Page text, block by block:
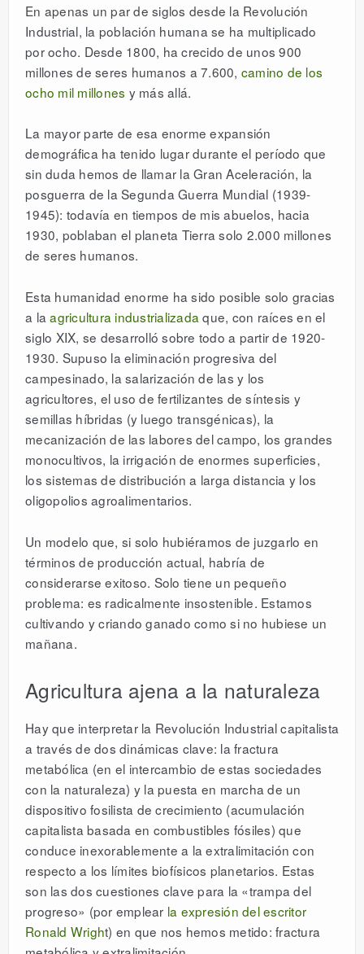
En apenas un par de siglos desde la Revolución
Industrial, la población humana se ha multiplicado
por ocho. Desde 1800, ha crecido de unos 900
millones de seres humanos a 7.600, camino de los
ocho mil millones y más allá.
La mayor parte de esa enorme expansión
demográfica ha tenido lugar durante el período que
sin duda hemos de llamar la Gran Aceleración, la
posguerra de la Segunda Guerra Mundial (1939-
1945): todavía en tiempos de mis abuelos, hacia
1930, poblaban el planeta Tierra solo 2.000 millones
de seres humanos.
Esta humanidad enorme ha sido posible solo gracias
a laagricultura industrializada que, con raíces en el
siglo XIX, se desarrolló sobre todo a partir de 1920-
1930. Supuso la eliminación progresiva del
campesinado, la salarización de las y los
agricultores, el uso de fertilizantes de síntesis y
semillas híbridas (y luego transgénicas), la
mecanización de las labores del campo, los grandes
monocultivos, la irrigación de enormes superficies,
los sistemas de distribución a larga distancia y los
oligopolios agroalimentarios.
Un modelo que, si solo hubiéramos de juzgarlo en
términos de producción actual, habría de
considerarse exitoso. Solo tiene un pequeño
problema: es radicalmente insostenible. Estamos
cultivando y criando ganado como si no hubiese un
mañana.
Agricultura ajena a la naturaleza
Hay que interpretar la Revolución Industrial capitalista
a través de dos dinámicas clave: la fractura
metabólica (en el intercambio de estas sociedades
con la naturaleza) y la puesta en marcha de un
dispositivo fosilista de crecimiento (acumulación
capitalista basada en combustibles fósiles) que
conduce inexorablemente a la extralimitación con
respecto a los límites biofísicos planetarios. Estas
son las dos cuestiones clave para la «trampa del
progreso» (por emplear la expresión del escritor
Ronald Wright) en que nos hemos metido: fractura